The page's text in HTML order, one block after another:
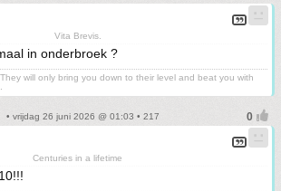
Vita Brevis.
in onderbroek ?
will only bring you down to their level and beat you with
• vrijdag 26 juni 2026 @ 01:03 • 217
Centuries in a lifetime